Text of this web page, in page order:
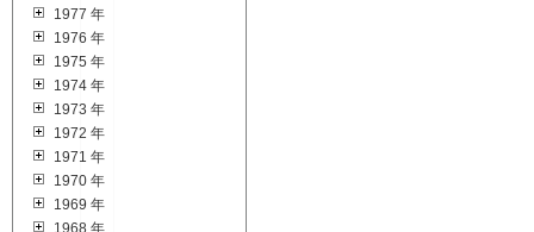
1977 年
1976 年
1975 年
1974 年
1973 年
1972 年
1971 年
1970 年
1969 年
1968 年